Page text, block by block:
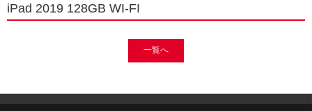
iPad 2019 128GB WI-FI
一覧へ